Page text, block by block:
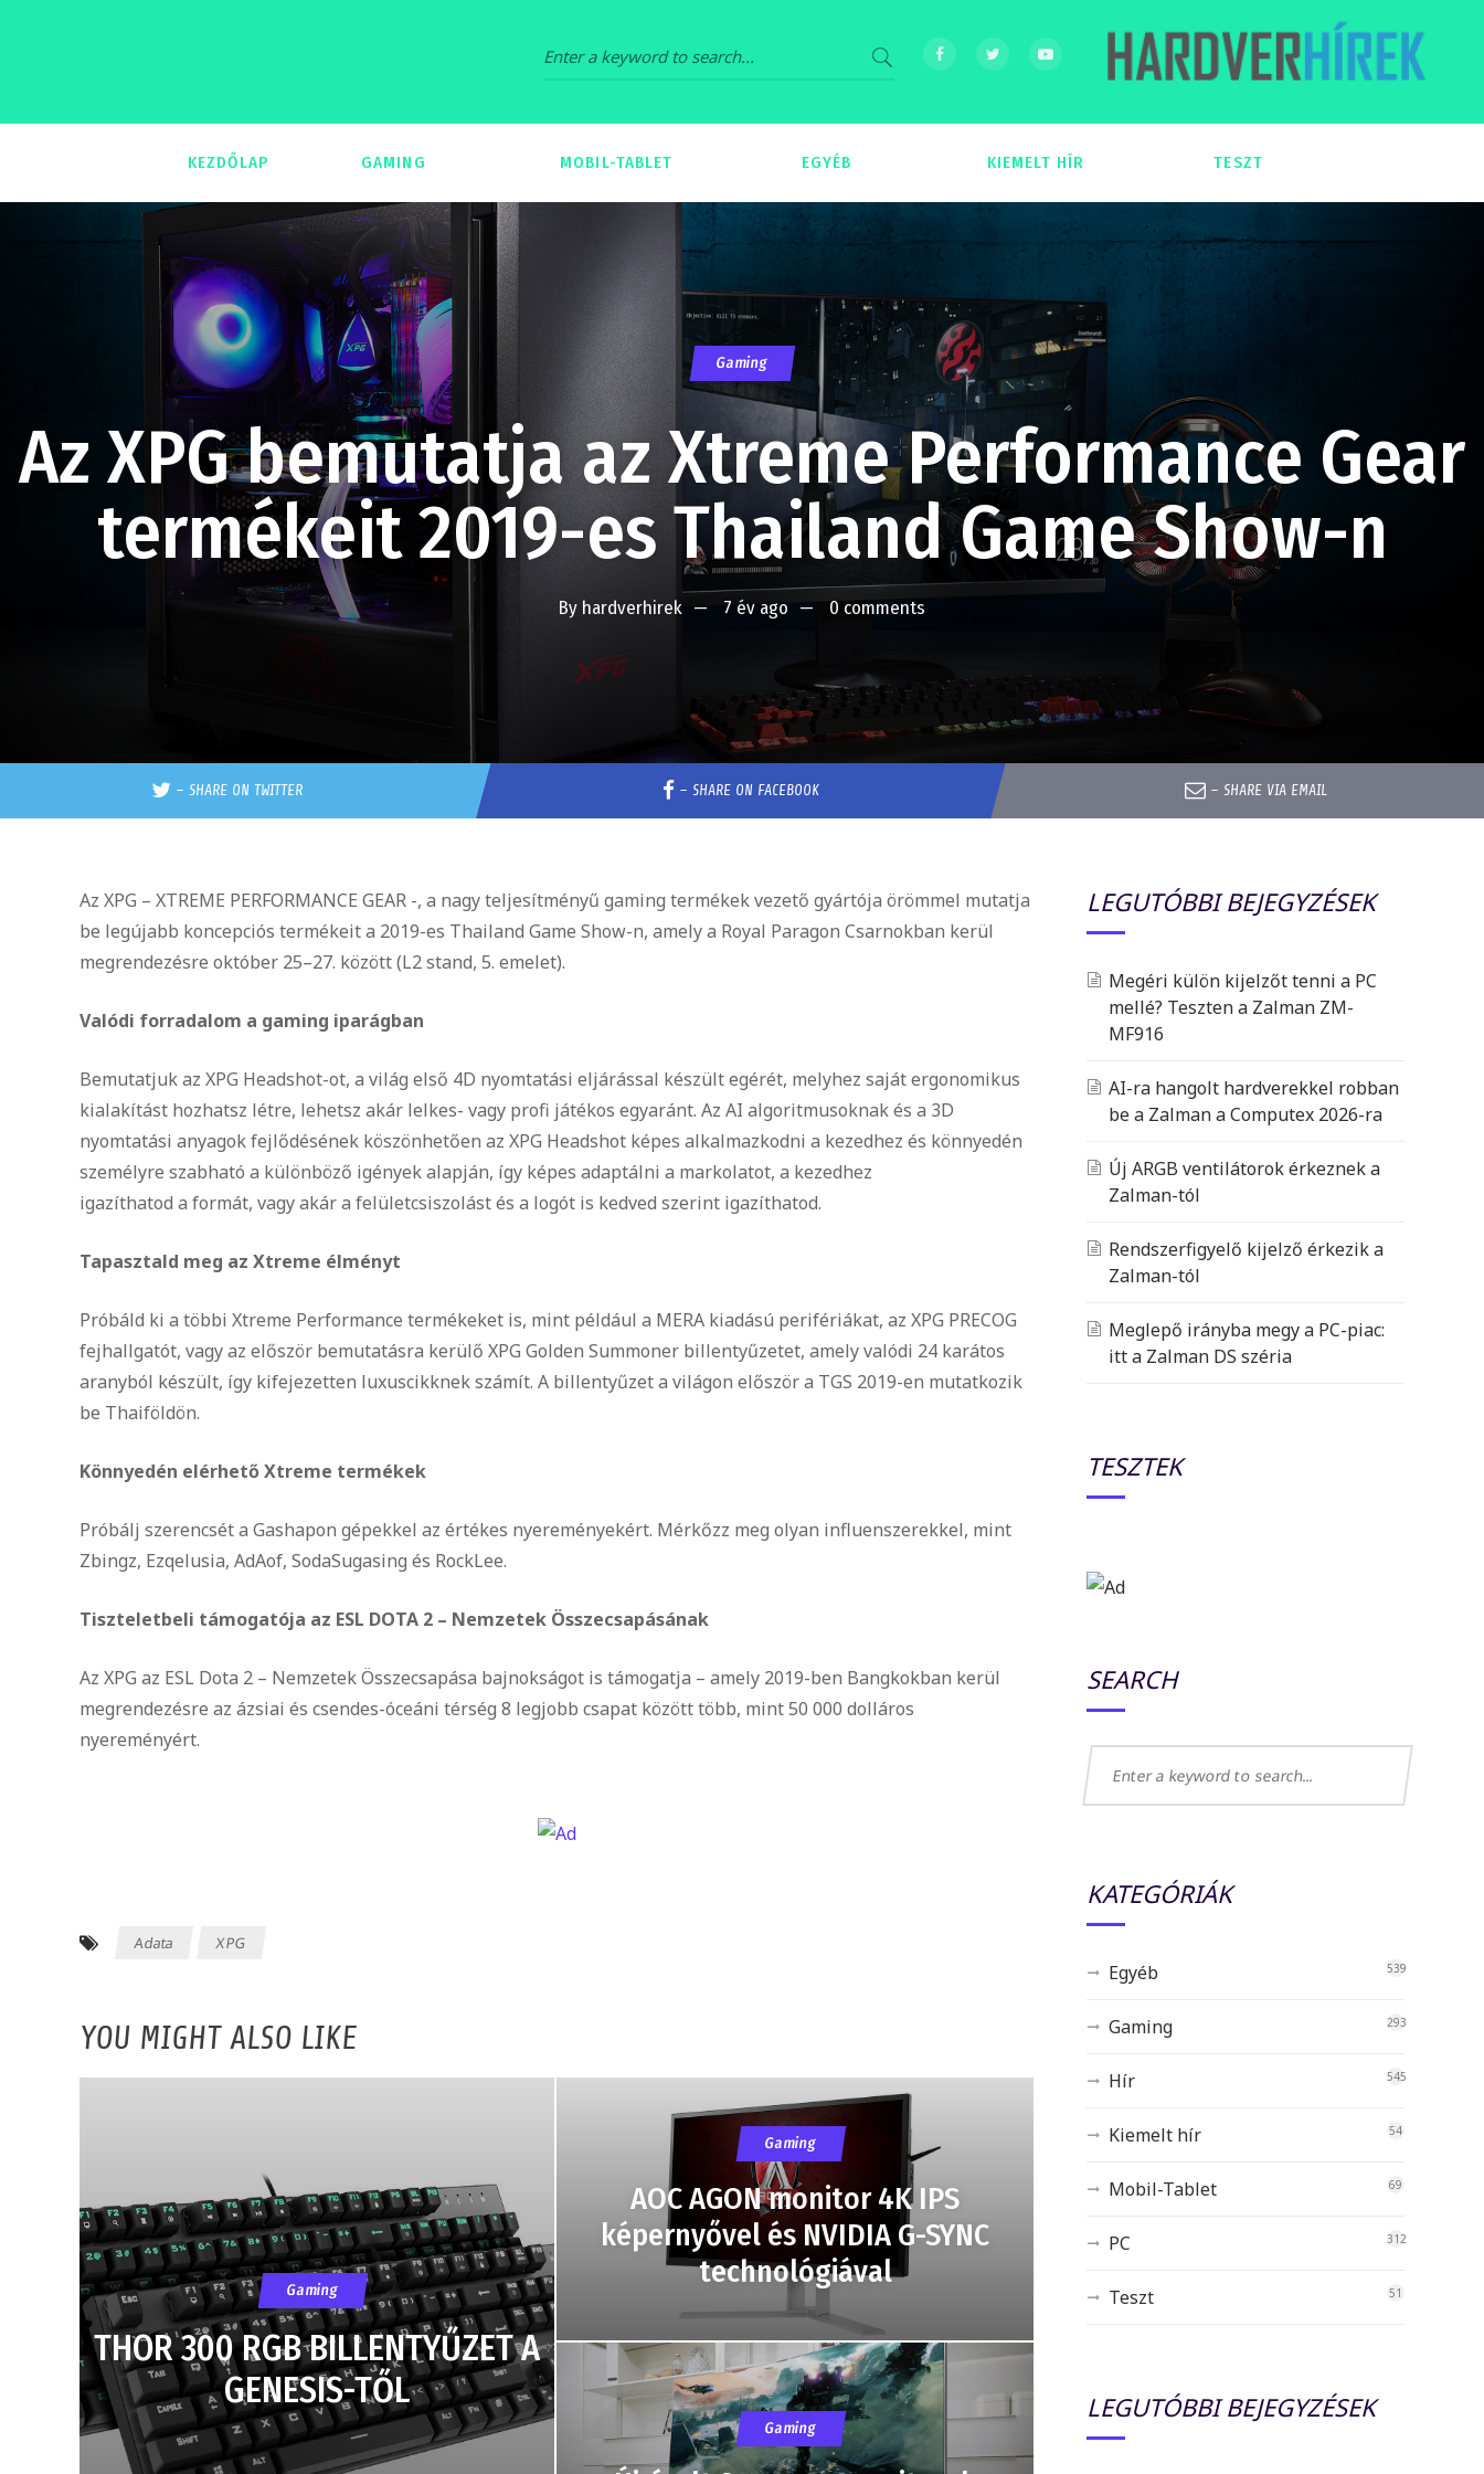
KEZDŐLAP GAMING MOBIL-TABLET EGYÉB KIEMELT HÍR TESZT
Gaming
Az XPG bemutatja az Xtreme Performance Gear
termékeit 2019-es Thailand Game Show-n
By hardverhirek 7 év ago 0 comments
– SHARE ON TWITTER – SHARE ON FACEBOOK – SHARE VIA EMAIL
Az XPG – XTREME PERFORMANCE GEAR -, a nagy teljesítményű gaming termékek vezető gyártója örömmel mutatja
be legújabb koncepciós termékeit a 2019-es Thailand Game Show-n, amely a Royal Paragon Csarnokban kerül
megrendezésre október 25–27. között (L2 stand, 5. emelet).
Valódi forradalom a gaming iparágban
Bemutatjuk az XPG Headshot-ot, a világ első 4D nyomtatási eljárással készült egérét, melyhez saját ergonomikus
kialakítást hozhatsz létre, lehetsz akár lelkes- vagy profi játékos egyaránt. Az AI algoritmusoknak és a 3D
nyomtatási anyagok fejlődésének köszönhetően az XPG Headshot képes alkalmazkodni a kezedhez és könnyedén
személyre szabható a különböző igények alapján, így képes adaptálni a markolatot, a kezedhez
igazíthatod a formát, vagy akár a felületcsiszolást és a logót is kedved szerint igazíthatod.
Tapasztald meg az Xtreme élményt
Próbáld ki a többi Xtreme Performance termékeket is, mint például a MERA kiadású perifériákat, az XPG PRECOG
fejhallgatót, vagy az először bemutatásra kerülő XPG Golden Summoner billentyűzetet, amely valódi 24 karátos
aranyból készült, így kifejezetten luxuscikknek számít. A billentyűzet a világon először a TGS 2019-en mutatkozik
be Thaiföldön.
Könnyedén elérhető Xtreme termékek
Próbálj szerencsét a Gashapon gépekkel az értékes nyereményekért. Mérkőzz meg olyan influenszerekkel, mint
Zbingz, Ezqelusia, AdAof, SodaSugasing és RockLee.
Tiszteletbeli támogatója az ESL DOTA 2 – Nemzetek Összecsapásának
Az XPG az ESL Dota 2 – Nemzetek Összecsapása bajnokságot is támogatja – amely 2019-ben Bangkokban kerül
megrendezésre az ázsiai és csendes-óceáni térség 8 legjobb csapat között több, mint 50 000 dolláros
nyereményért.
Adata XPG
YOU MIGHT ALSO LIKE
Gaming
THOR 300 RGB BILLENTYŰZET A
GENESIS-TŐL
Gaming
AOC AGON monitor 4K IPS
képernyővel és NVIDIA G-SYNC
technológiával
Gaming
LEGUTÓBBI BEJEGYZÉSEK
Megéri külön kijelzőt tenni a PC
mellé? Teszten a Zalman ZM-
MF916
AI-ra hangolt hardverekkel robban
be a Zalman a Computex 2026-ra
Új ARGB ventilátorok érkeznek a
Zalman-tól
Rendszerfigyelő kijelző érkezik a
Zalman-tól
Meglepő irányba megy a PC-piac:
itt a Zalman DS széria
TESZTEK
SEARCH
KATEGÓRIÁK
Egyéb 539
Gaming 293
Hír 545
Kiemelt hír 54
Mobil-Tablet 69
PC 312
Teszt 51
LEGUTÓBBI BEJEGYZÉSEK